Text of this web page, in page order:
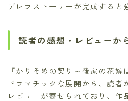
デレラストーリーが完成すると
読者の感想・レビューか
『かりそめの契り～後家の花
ドラマチックな展開から、読者
レビューが寄せられており、作